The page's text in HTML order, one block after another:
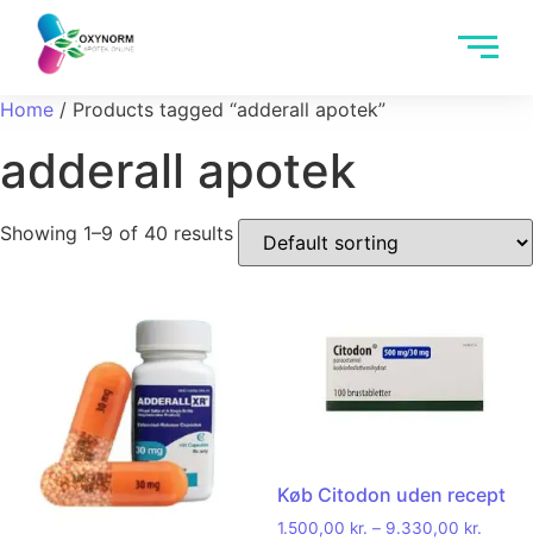
Home / Products tagged “adderall apotek”
adderall apotek
Showing 1–9 of 40 results
Køb Citodon uden recept
1.500,00 kr. – 9.330,00 kr.